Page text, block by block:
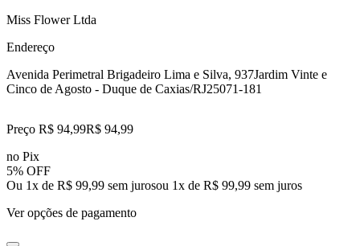
Miss Flower Ltda
Endereço
Avenida Perimetral Brigadeiro Lima e Silva, 937Jardim Vinte e
Cinco de Agosto - Duque de Caxias/RJ25071-181
Preço R$ 94,99R$ 94,99
no Pix
5% OFF
Ou 1x de R$ 99,99 sem jurosou 1x de R$ 99,99 sem juros
Ver opções de pagamento